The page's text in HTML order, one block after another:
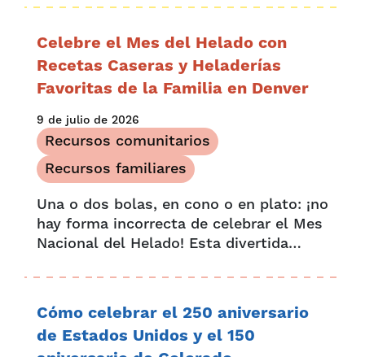
familiares en Denver. Agosto está lleno
Denver...
Celebre el Mes del Helado con
Recetas Caseras y Heladerías
Favoritas de la Familia en Denver
9 de julio de 2026
Recursos comunitarios
Recursos familiares
Una o dos bolas, en cono o en plato: ¡no
hay forma incorrecta de celebrar el Mes
Nacional del Helado! Esta divertida
comenzó en 1984, cuando el
presidente...
Cómo celebrar el 250 aniversario
de Estados Unidos y el 150